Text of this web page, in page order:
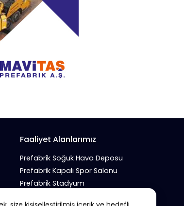
Faaliyet Alanlarımız
Prefabrik Soğuk Hava Deposu
Prefabrik Kapalı Spor Salonu
Prefabrik Stadyum